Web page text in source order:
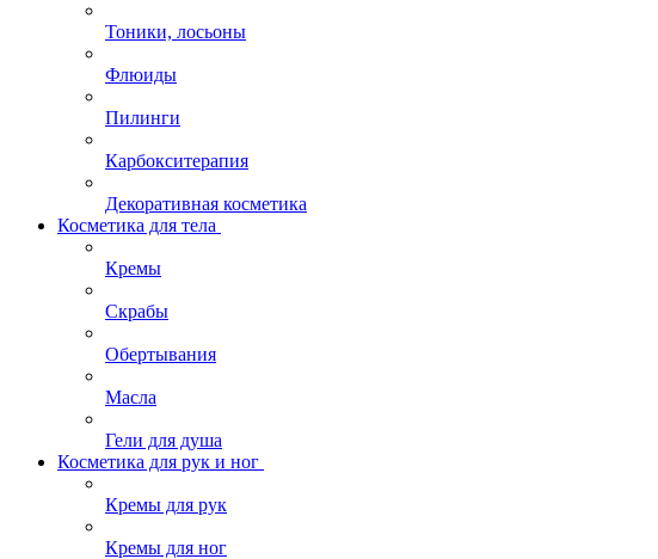
Тоники, лосьоны
Флюиды
Пилинги
Карбокситерапия
Декоративная косметика
Косметика для тела
Кремы
Скрабы
Обертывания
Масла
Гели для душа
Косметика для рук и ног
Кремы для рук
Кремы для ног